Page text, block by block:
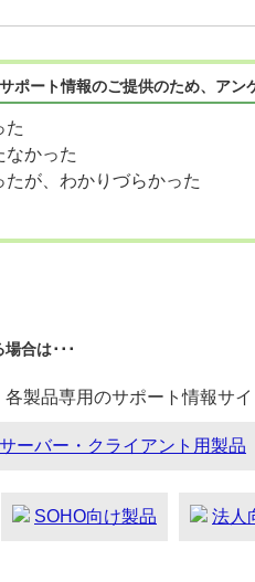
サポート情報のご提供のため、ア
た
なかった
たが、わかりづらかった
合は･･･
製品専用のサポート情報サイ
ーバー・クライアント用製品
SOHO向け製品 法人